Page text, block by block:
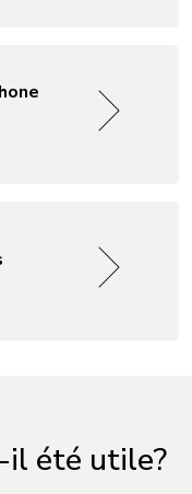
il été utile?